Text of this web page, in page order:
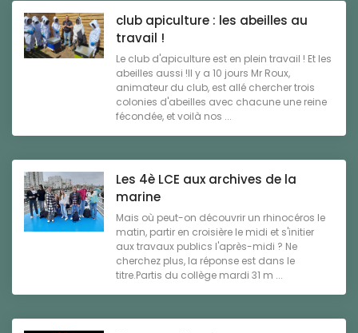
club apiculture : les abeilles au
travail !
Le club d'apiculture est en plein travail ! Et les
abeilles aussi !Il y a 10 jours Mr Roux,
animateur du club, est allé chercher trois
colonies d'abeilles avec chacune une reine
fécondée, et voilà nos ...
Les 4è LCE aux archives de la
marine
Mais où peut-on découvrir un rhinocéros le
matin, partir en croisière le midi et s'initier
aux travaux publics l'après-midi ? Ne
cherchez plus, la réponse est dans le
titre.Partis du collège mardi 31 m ...